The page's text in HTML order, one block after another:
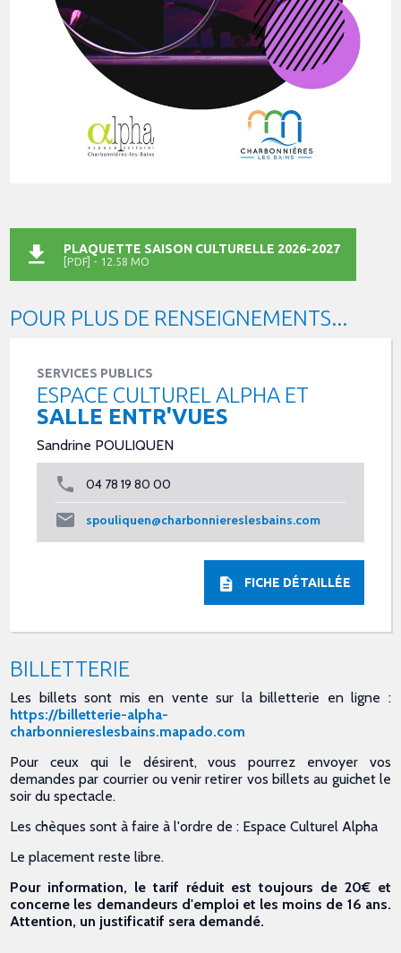
PLAQUETTE SAISON CULTURELLE 2026-2027
[PDF] - 12.58 MO
POUR PLUS DE RENSEIGNEMENTS...
SERVICES PUBLICS
ESPACE CULTUREL ALPHA ET
SALLE ENTR'VUES
Sandrine POULIQUEN
04 78 19 80 00
spouliquen@charbonniereslesbains.com
FICHE DÉTAILLÉE
BILLETTERIE
Les billets sont mis en vente sur la billetterie en ligne :
https://billetterie-alpha-
charbonniereslesbains.mapado.com
Pour ceux qui le désirent, vous pourrez envoyer vos
demandes par courrier ou venir retirer vos billets au guichet le
soir du spectacle.
Les chèques sont à faire à l'ordre de : Espace Culturel Alpha
Le placement reste libre.
Pour information, le tarif réduit est toujours de 20€ et
concerne les demandeurs d'emploi et les moins de 16 ans.
Attention, un justificatif sera demandé.